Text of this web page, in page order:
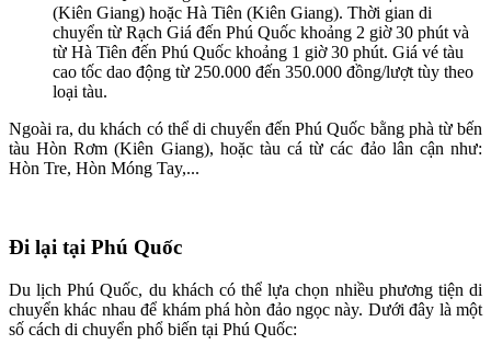
(Kiên Giang) hoặc Hà Tiên (Kiên Giang). Thời gian di
chuyển từ Rạch Giá đến Phú Quốc khoảng 2 giờ 30 phút và
từ Hà Tiên đến Phú Quốc khoảng 1 giờ 30 phút. Giá vé tàu
cao tốc dao động từ 250.000 đến 350.000 đồng/lượt tùy theo
loại tàu.
Ngoài ra, du khách có thể di chuyển đến Phú Quốc bằng phà từ bến
tàu Hòn Rơm (Kiên Giang), hoặc tàu cá từ các đảo lân cận như:
Hòn Tre, Hòn Móng Tay,...
Đi lại tại Phú Quốc
Du lịch Phú Quốc, du khách có thể lựa chọn nhiều phương tiện di
chuyển khác nhau để khám phá hòn đảo ngọc này. Dưới đây là một
số cách di chuyển phổ biến tại Phú Quốc: